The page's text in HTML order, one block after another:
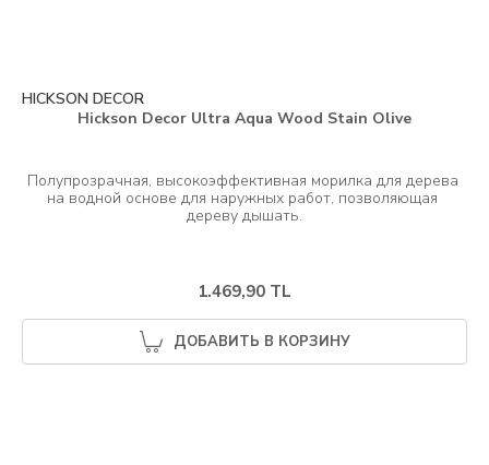
HICKSON DECOR
Hickson Decor Ultra Aqua Wood Stain Olive
Полупрозрачная, высокоэффективная морилка для дерева
на водной основе для наружных работ, позволяющая
1.469,90 TL
ДОБАВИТЬ В КОРЗИНУ